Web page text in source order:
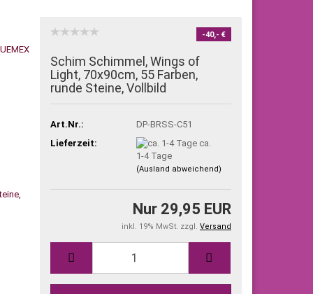
-40,- €
Schim Schimmel, Wings of
Light, 70x90cm, 55 Farben,
runde Steine, Vollbild
Art.Nr.:
DP-BRSS-C51
Lieferzeit:
ca.
1-4 Tage
(Ausland abweichend)
Nur 29,95 EUR
inkl. 19% MwSt. zzgl. Versand